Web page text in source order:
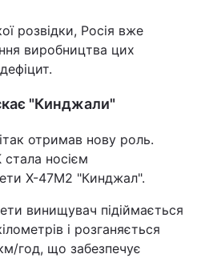
розвідки, Росія вже
виробництва цих
"Кинджали"
отримав нову роль.
носієм
Х-47М2 "Кинджал".
винищувач підіймається
і розганяється
год, що забезпечує